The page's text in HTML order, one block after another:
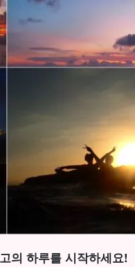
의 하루를 시작하세요!